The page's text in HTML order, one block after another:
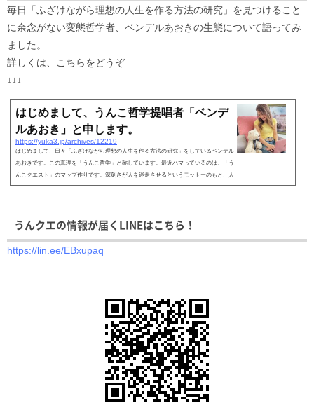
毎日「ふざけながら理想の人生を作る方法の研究」を見つけること
に余念がない変態哲学者、ベンデルあおきの生態について語ってみ
ました。
詳しくは、こちらをどうぞ
↓↓↓
はじめまして、うんこ哲学提唱者「ベンデ
ルあおき」と申します。
https://yuka3.jp/archives/12219
はじめまして、日々「ふざけながら理想の人生を作る方法の研究」をしているベンデル
あおきです。この真理を「うんこ哲学」と称しています。最近ハマっているのは、「う
んこクエスト」のマップ作りです。深刻さが人を迷走させるというモットーのもと、人
生をゲームと...
うんクエの情報が届くLINEはこちら！
https://lin.ee/EBxupaq